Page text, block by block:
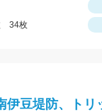
34枚
伊豆堤防、ト